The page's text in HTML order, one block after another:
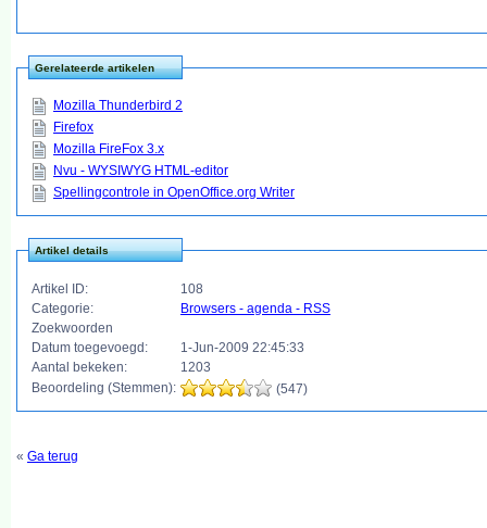
Gerelateerde artikelen
Mozilla Thunderbird 2
Firefox
Mozilla FireFox 3.x
Nvu - WYSIWYG HTML-editor
Spellingcontrole in OpenOffice.org Writer
Artikel details
Artikel ID:
108
Categorie:
Browsers - agenda - RSS
Zoekwoorden
Datum toegevoegd:
1-Jun-2009 22:45:33
Aantal bekeken:
1203
Beoordeling (Stemmen):
(547)
« Ga terug